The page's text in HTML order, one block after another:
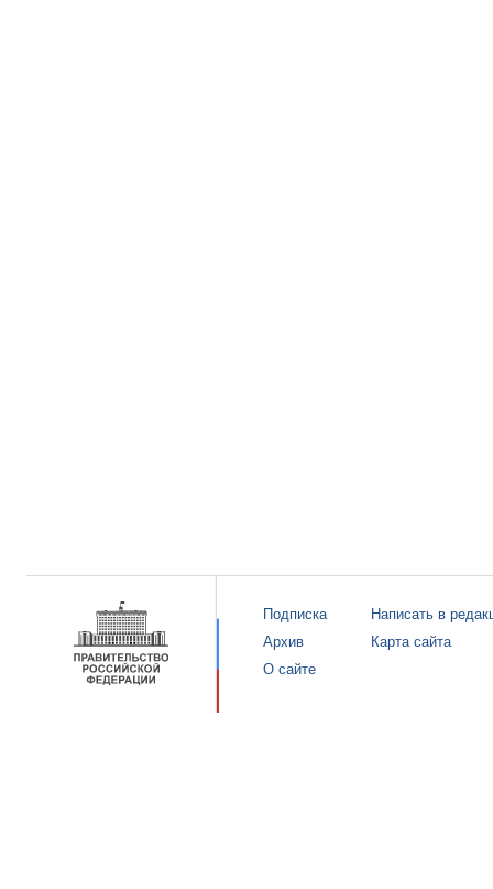
Подписка
Архив
О сайте
Написать в
Карта сайта